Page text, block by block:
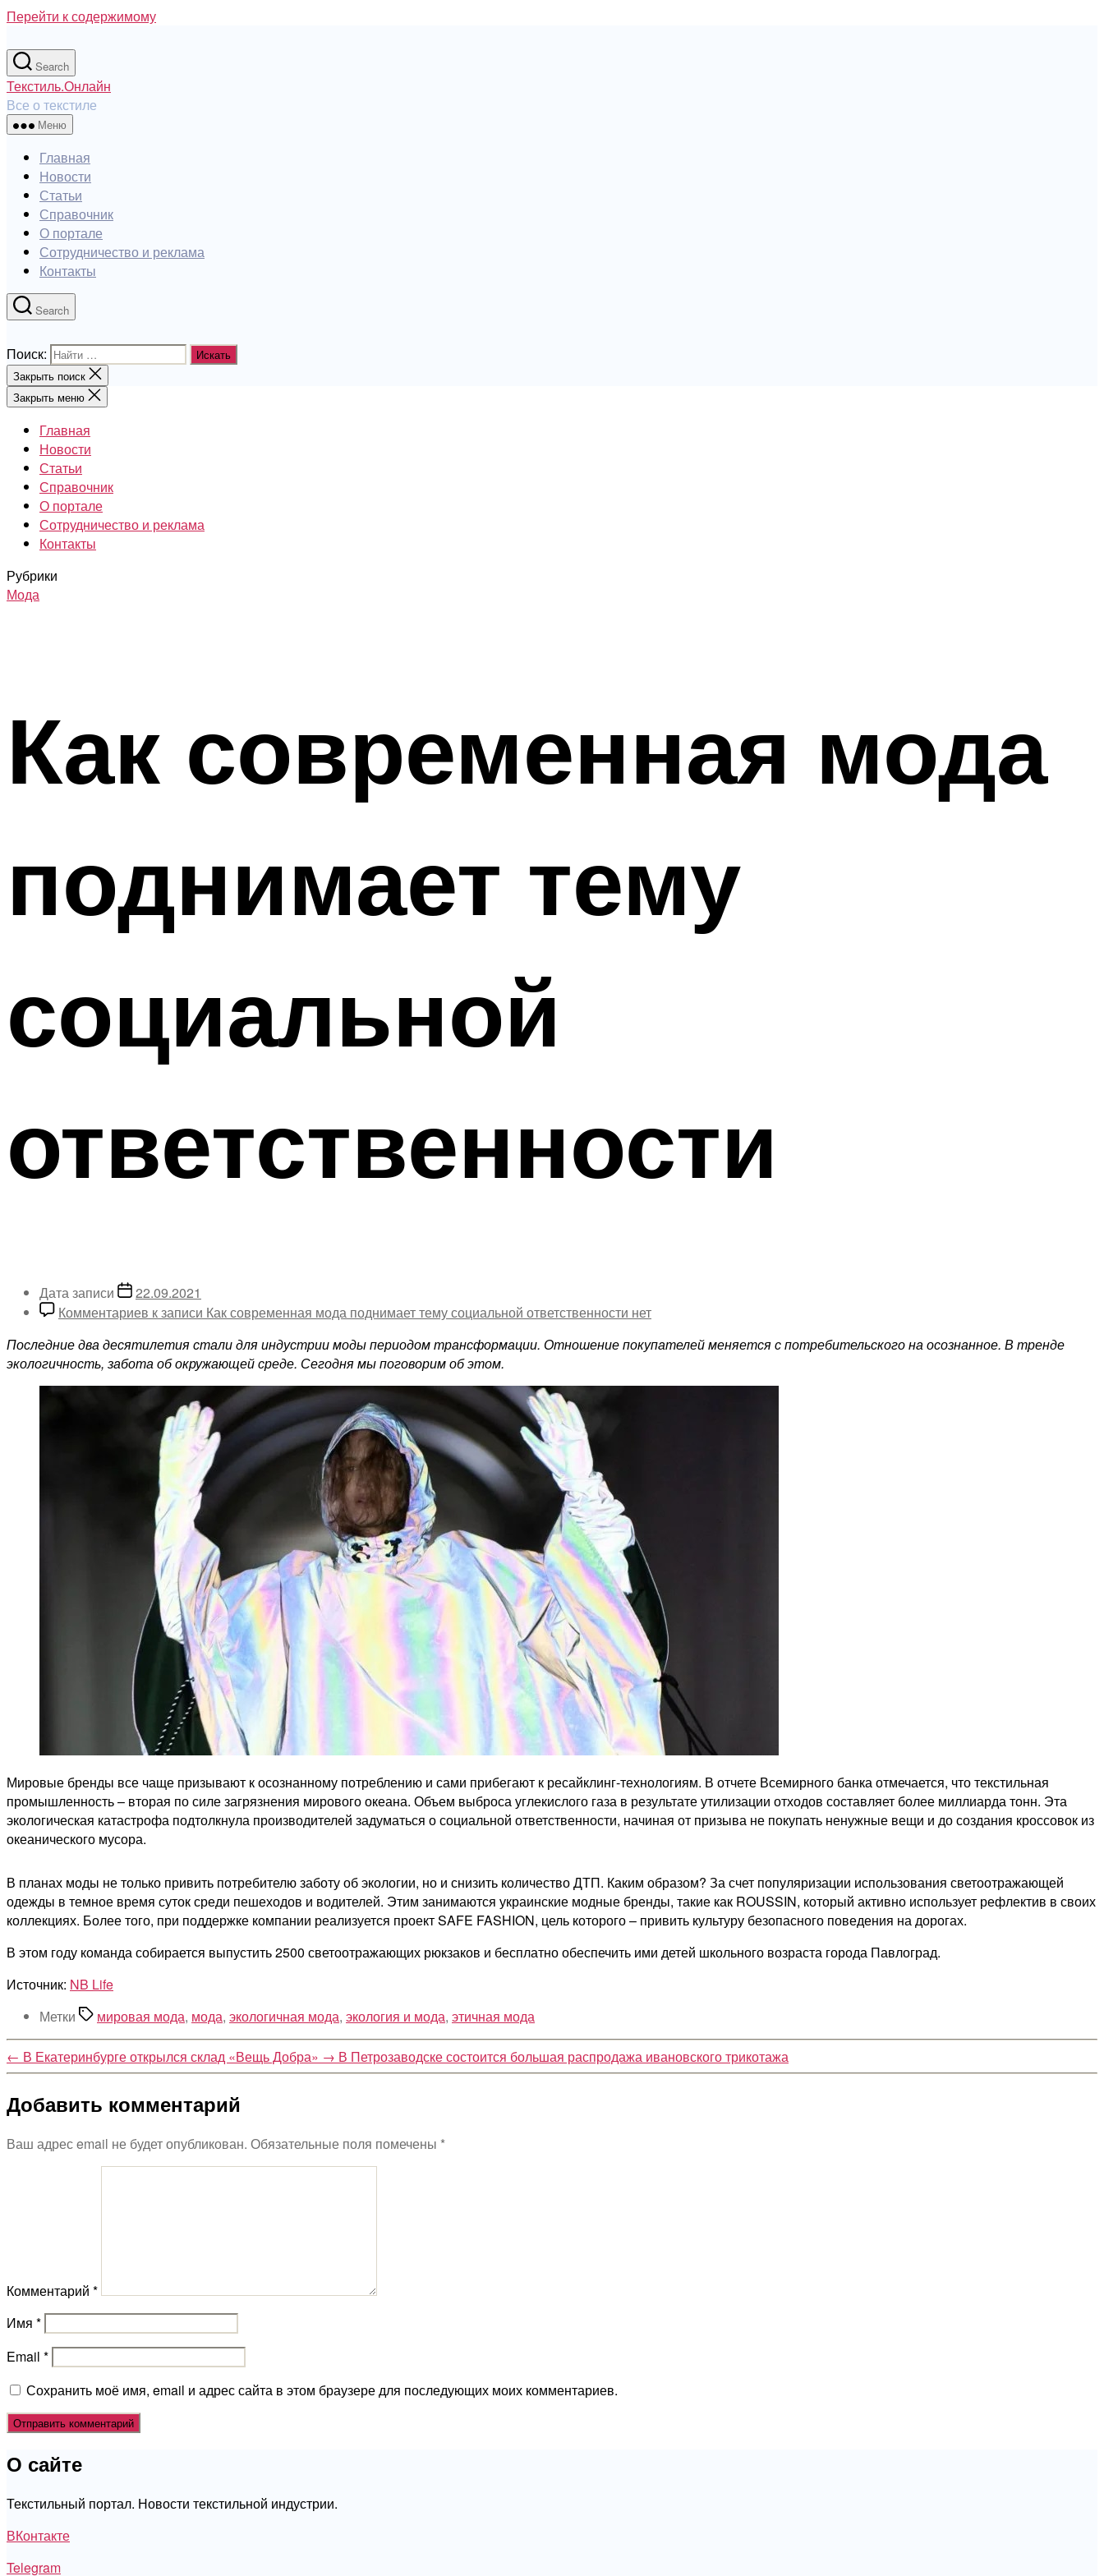
Перейти к содержимому
Search
Текстиль.Онлайн
Все о текстиле
Меню
Главная
Новости
Статьи
Справочник
О портале
Сотрудничество и реклама
Контакты
Search
Поиск:
Закрыть поиск
Закрыть меню
Главная
Новости
Статьи
Справочник
О портале
Сотрудничество и реклама
Контакты
Рубрики
Мода
Как современная мода
поднимает тему
социальной
ответственности
Дата записи
22.09.2021
Комментариев к записи Как современная мода поднимает тему социальной ответственности нет
Последние два десятилетия стали для индустрии моды периодом трансформации. Отношение покупателей меняется с потребительского на осознанное. В тренде
экологичность, забота об окружающей среде. Сегодня мы поговорим об этом.
Мировые бренды все чаще призывают к осознанному потреблению и сами прибегают к ресайклинг-технологиям. В отчете Всемирного банка отмечается, что текстильная
промышленность – вторая по силе загрязнения мирового океана. Объем выброса углекислого газа в результате утилизации отходов составляет более миллиарда тонн. Эта
экологическая катастрофа подтолкнула производителей задуматься о социальной ответственности, начиная от призыва не покупать ненужные вещи и до создания кроссовок из
океанического мусора.
В планах моды не только привить потребителю заботу об экологии, но и снизить количество ДТП. Каким образом? За счет популяризации использования светоотражающей
одежды в темное время суток среди пешеходов и водителей. Этим занимаются украинские модные бренды, такие как ROUSSIN, который активно использует рефлектив в своих
коллекциях. Более того, при поддержке компании реализуется проект SAFE FASHION, цель которого – привить культуру безопасного поведения на дорогах.
В этом году команда собирается выпустить 2500 светоотражающих рюкзаков и бесплатно обеспечить ими детей школьного возраста города Павлоград.
Источник: NB Life
Метки
мировая мода, мода, экологичная мода, экология и мода, этичная мода
← В Екатеринбурге открылся склад «Вещь Добра» → В Петрозаводске состоится большая распродажа ивановского трикотажа
Добавить комментарий
Ваш адрес email не будет опубликован. Обязательные поля помечены *
Комментарий *
Имя *
Email *
Сохранить моё имя, email и адрес сайта в этом браузере для последующих моих комментариев.
О сайте
Текстильный портал. Новости текстильной индустрии.
ВКонтакте
Telegram